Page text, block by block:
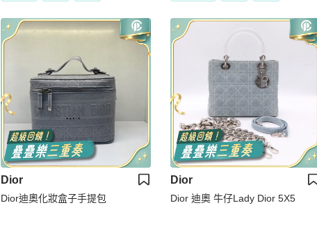
Dior
Dior迪奧化妝盒子手提包
Dior
Dior 迪奧 牛仔Lady Dior 5X5